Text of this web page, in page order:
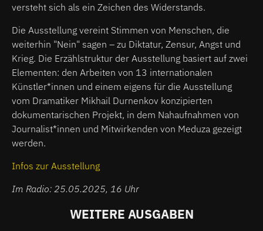
versteht sich als ein Zeichen des Widerstands.
Die Ausstellung vereint Stimmen von Menschen, die
weiterhin "Nein" sagen – zu Diktatur, Zensur, Angst und
Krieg. Die Erzählstruktur der Ausstellung basiert auf zwei
Elementen: den Arbeiten von 13 internationalen
Künstler*innen und einem eigens für die Ausstellung
vom Dramatiker Mikhail Durnenkov konzipierten
dokumentarischen Projekt, in dem Nahaufnahmen von
Journalist*innen und Mitwirkenden von Meduza gezeigt
werden.
Infos zur Ausstellung
Im Radio: 25.05.2025, 16 Uhr
WEITERE AUSGABEN